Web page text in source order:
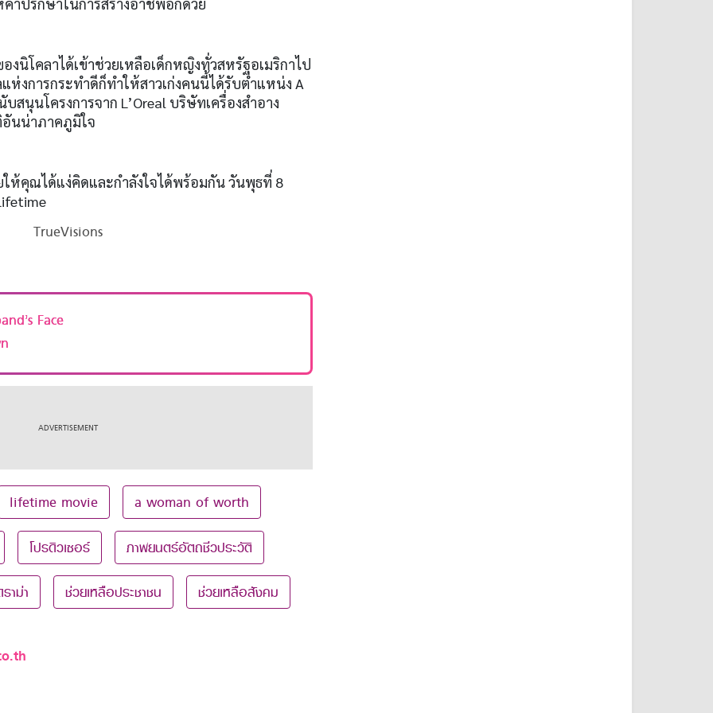
นิโคลาได้เข้าช่วยเหลือเด็กหญิงทั่วสหรัฐอเมริกาไป
ห่งการกระทำดีก็ทำให้สาวเก่งคนนี้ได้รับตำแหน่ง A
สนุนโครงการจาก L’Oreal บริษัทเครื่องสำอาง
อันน่าภาคภูมิใจ
ห้คุณได้แง่คิดและกำลังใจได้พร้อมกัน วันพุธที่ 8
TrueVisions
Face
lifetime movie a woman of worth
โปรดิวเซอร์ ภาพยนตร์อัตถชีวประวัติ
าม่า ช่วยเหลือประชาชน ช่วยเหลือสังคม